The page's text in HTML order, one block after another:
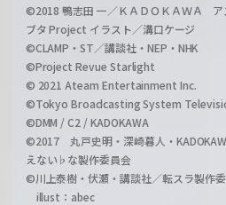
©2018 鴨志田 一／ＫＡＤＯＫＡＷＡ ア
ブタ Project イラスト／溝口ケージ
©CLAMP・ST／講談社・NEP・NHK
©Project Revue Starlight
© 2021 Ateam Entertainment Inc.
©Tokyo Broadcasting System
©DMM / C2 / KADOKAWA
©2017 丸戸史明・深崎暮人・
えない♭な製作委員会
©川上泰樹・伏瀬・講談社／転スラ製作
illust：abec